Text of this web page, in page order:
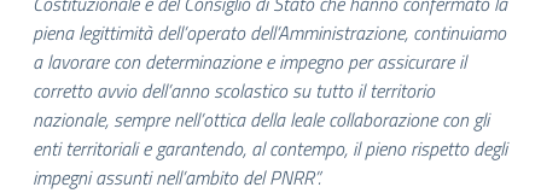
piena legittimità dell’operato dell’Amministrazione, continuiamo
a lavorare con determinazione e impegno per assicurare il
corretto avvio dell’anno scolastico su tutto il territorio
nazionale, sempre nell’ottica della leale collaborazione con gli
enti territoriali e garantendo, al contempo, il pieno rispetto degli
impegni assunti nell’ambito del PNRR”.